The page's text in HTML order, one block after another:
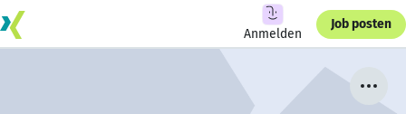
Anmelden
Job posten